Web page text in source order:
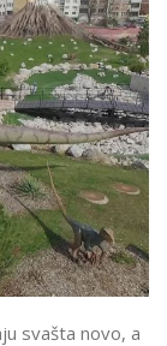
svašta novo, a